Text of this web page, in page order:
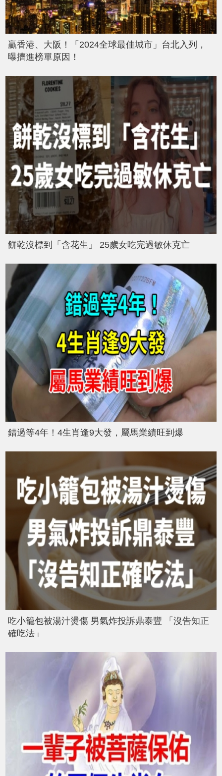
贏香港、大阪！「2024全球最佳城市」台北入列，
曝擠進榜單原因！
餅乾沒標到「含花生」 25歲女吃完過敏休克亡
錯過等4年！4生肖逢9大發，屬馬業績旺到爆
吃小籠包被湯汁燙傷 男氣炸投訴鼎泰豐 「沒告知正
確吃法」